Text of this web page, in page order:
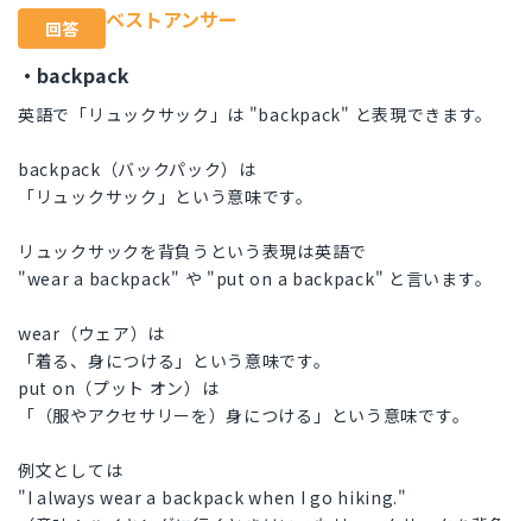
回答
ベストアンサー
・backpack
英語で「リュックサック」は "backpack" と表現できます。
backpack（バックパック）は
「リュックサック」という意味です。
リュックサックを背負うという表現は英語で
"wear a backpack" や "put on a backpack" と言います。
wear（ウェア）は
「着る、身につける」という意味です。
put on（プット オン）は
「（服やアクセサリーを）身につける」という意味です。
例文としては
"I always wear a backpack when I go hiking."